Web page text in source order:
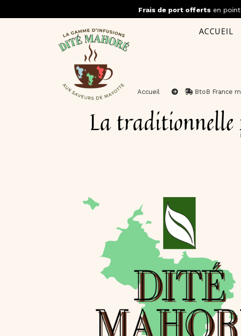
Frais de port offertsen point
ACCUEIL
Accueil BtoB France
La traditionnelle pour des lots de boites ou sachets (BtoB